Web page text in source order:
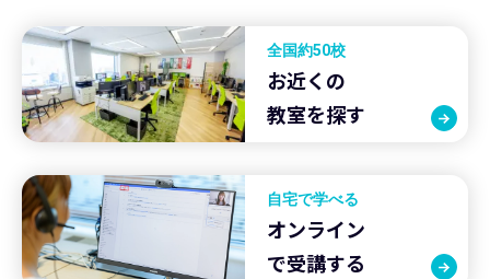
全国約50校
お近くの
教室を探す
自宅で学べる
オンライン
で受講する